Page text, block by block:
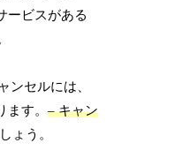
ービスがある
ンセルには、
ます。– キャン
ょう。